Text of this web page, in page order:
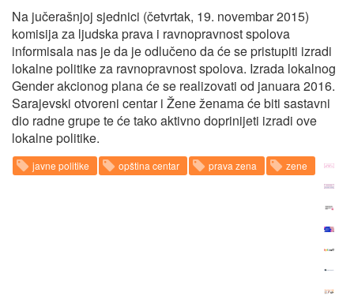
Na jučerašnjoj sjednici (četvrtak, 19. novembar 2015)
komisija za ljudska prava i ravnopravnost spolova
informisala nas je da je odlučeno da će se pristupiti izradi
lokalne politike za ravnopravnost spolova. Izrada lokalnog
Gender akcionog plana će se realizovati od januara 2016.
Sarajevski otvoreni centar i Žene ženama će biti sastavni
dio radne grupe te će tako aktivno doprinijeti izradi ove
lokalne politike.
javne politike opština centar prava zena zene